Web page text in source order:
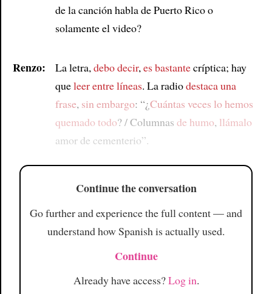
de la canción habla de Puerto Rico o
solamente el video?
Renzo: La letra, debo decir, es bastantecríptica; hay
queleer entre líneas. La radiodestaca una
frase, sin embargo: “¿Cuántas veces lo hemos
quemado todo? / Columnas de humo, llámalo
amor de cementerio”.
Continue the conversation
Go further and experience the full content — and
understand how Spanish is actually used.
Continue
Already have access?Log in.